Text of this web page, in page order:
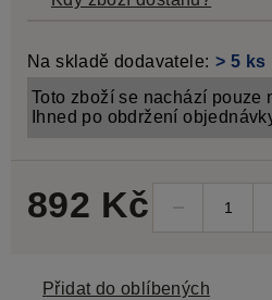
Na skladě dodavatele: > 5 ks
Toto zboží se nachází pouze
Ihned po obdržení
892 Kč
Přidat do oblíbených